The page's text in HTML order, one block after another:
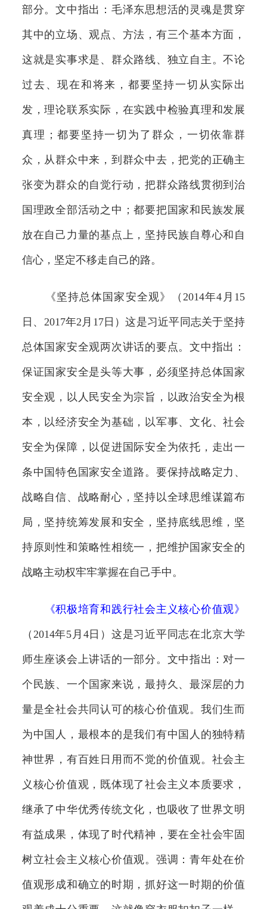
部分。文中指出：毛泽东思想活的灵魂是贯穿
其中的立场、观点、方法，有三个基本方面，
这就是实事求是、群众路线、独立自主。不论
过去、现在和将来，都要坚持一切从实际出
发，理论联系实际，在实践中检验真理和发展
真理；都要坚持一切为了群众，一切依靠群
众，从群众中来，到群众中去，把党的正确主
张变为群众的自觉行动，把群众路线贯彻到治
国理政全部活动之中；都要把国家和民族发展
放在自己力量的基点上，坚持民族自尊心和自
信心，坚定不移走自己的路。
《坚持总体国家安全观》（2014年4月15
日、2017年2月17日）这是习近平同志关于坚持
总体国家安全观两次讲话的要点。文中指出：
保证国家安全是头等大事，必须坚持总体国家
安全观，以人民安全为宗旨，以政治安全为根
本，以经济安全为基础，以军事、文化、社会
安全为保障，以促进国际安全为依托，走出一
条中国特色国家安全道路。要保持战略定力、
战略自信、战略耐心，坚持以全球思维谋篇布
局，坚持统筹发展和安全，坚持底线思维，坚
持原则性和策略性相统一，把维护国家安全的
战略主动权牢牢掌握在自己手中。
《积极培育和践行社会主义核心价值观》
（2014年5月4日）这是习近平同志在北京大学
师生座谈会上讲话的一部分。文中指出：对一
个民族、一个国家来说，最持久、最深层的力
量是全社会共同认可的核心价值观。我们生而
为中国人，最根本的是我们有中国人的独特精
神世界，有百姓日用而不觉的价值观。社会主
义核心价值观，既体现了社会主义本质要求，
继承了中华优秀传统文化，也吸收了世界文明
有益成果，体现了时代精神，要在全社会牢固
树立社会主义核心价值观。强调：青年处在价
值观形成和确立的时期，抓好这一时期的价值